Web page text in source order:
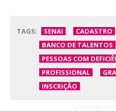
TAGS: SENAI CADASTRO
BANCO DE TALENTOS
PESSOAS COM
PROFISSIONAL
INSCRIÇÃO